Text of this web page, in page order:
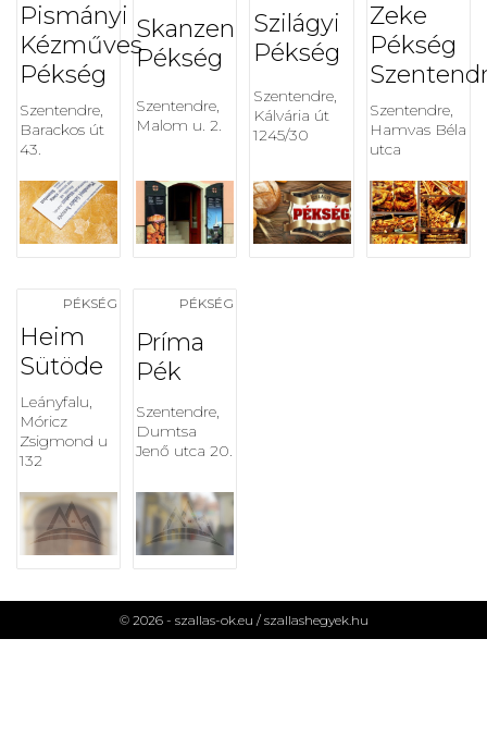
Pismányi
Kézműves
Pékség
Szentendre,
Barackos út
43.
Skanzen
Pékség
Szentendre,
Malom u. 2.
Szilágyi
Pékség
Szentendre,
Kálvária út
1245/30
Zeke
Pékség
Szentendre,
Hamvas Béla
utca
PÉKSÉG
Heim
Sütöde
Leányfalu,
Móricz
Zsigmond u
132
PÉKSÉG
Príma
Pék
Szentendre,
Dumtsa
Jenő utca 20.
© 2026 - szallas-ok.eu / szallashegyek.hu